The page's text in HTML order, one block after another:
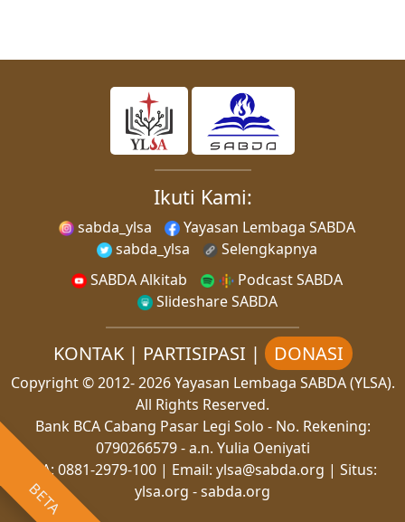
BETA
Ikuti Kami:
sabda_ylsa
Yayasan Lembaga SABDA
sabda_ylsa
Selengkapnya
SABDA Alkitab
Podcast SABDA
Slideshare SABDA
KONTAK| PARTISIPASI | DONASI
Copyright© 2012-2026Yayasan Lembaga SABDA (YLSA).
All Rights Reserved.
Bank BCA Cabang Pasar Legi Solo - No. Rekening:
0790266579 - a.n. Yulia Oeniyati
WA: 0881-2979-100| Email: ylsa@sabda.org | Situs:
ylsa.org -sabda.org